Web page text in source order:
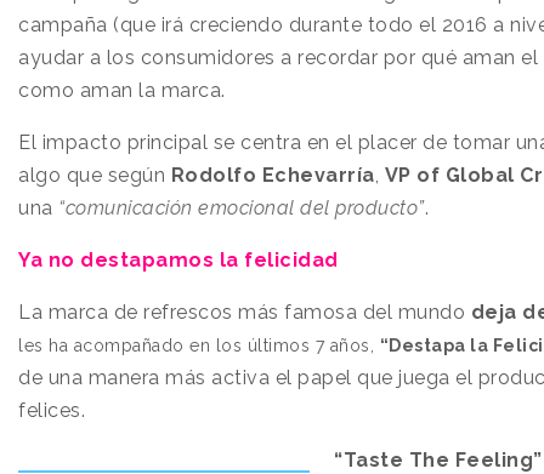
campaña (que irá creciendo durante todo el 2016 a
ayudar a los consumidores a recordar por qué aman
como aman la marca.
El impacto principal se centra en el placer de tomar
algo que según Rodolfo Echevarría, VP of Global
una “comunicación emocional del producto”.
Ya no destapamos la felicidad
La marca de refrescos más famosa del mundo deja
les ha acompañado en los últimos 7 años, “Destapa la F
de una manera más activa el papel que juega el
felices.
“Taste The Feeling”